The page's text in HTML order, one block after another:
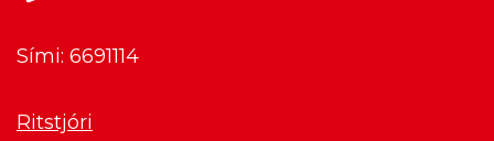
Sími: 6691114
Ritstjóri